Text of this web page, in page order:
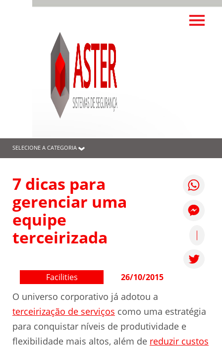
SELECIONE A CATEGORIA
7 dicas para
gerenciar uma
equipe
terceirizada
Facilities 26/10/2015
O universo corporativo já adotou a
terceirização de serviços como uma estratégia
para conquistar níveis de produtividade e
flexibilidade mais altos, além de reduzir custos